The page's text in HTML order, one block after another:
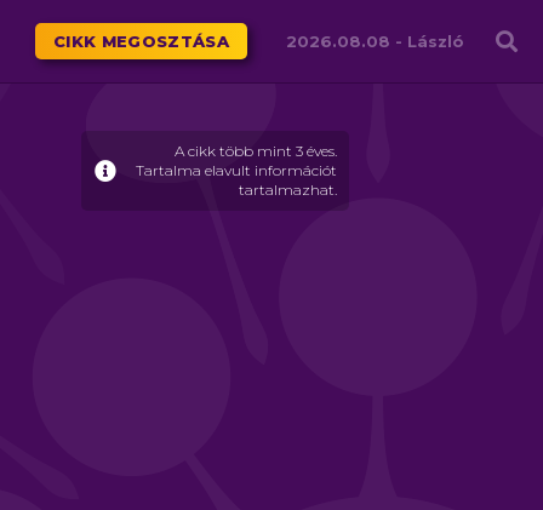
Családháló
CIKK MEGOSZTÁSA 2026.08.08 - László
A cikk több mint 3 éves.
Tartalma elavult információt
tartalmazhat.